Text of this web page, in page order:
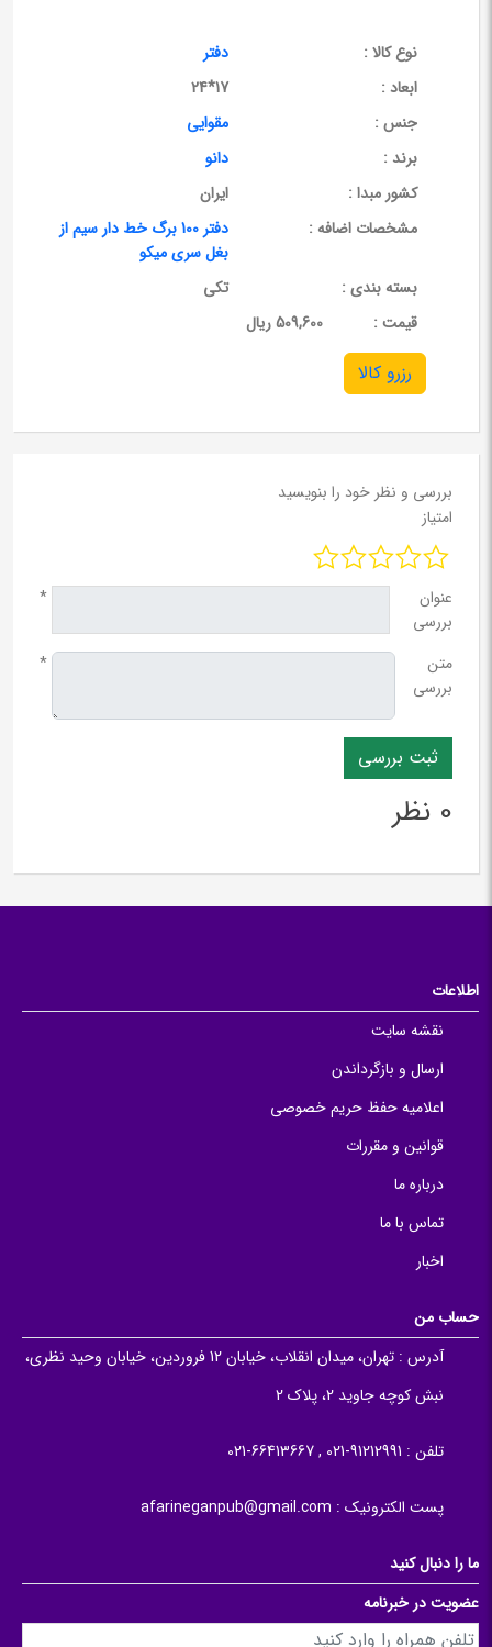
نوع کالا :
دفتر
ابعاد :
17*24
جنس :
مقوایی
برند :
دانو
کشور مبدا :
ایران
مشخصات اضافه :
دفتر 100 برگ خط دار سیم از
بغل سری میکو
بسته بندی :
تکی
قيمت :
509,600 ریال
رزرو کالا
بررسی و نظر خود را بنویسید
امتیاز
عنوان
بررسی
*
متن
بررسی
*
0 نظر
اطلاعات
نقشه سایت
ارسال و بازگرداندن
اعلامیه حفظ حریم خصوصی
قوانین و مقررات
درباره ما
تماس با ما
اخبار
حساب من
آدرس :
تهران، میدان انقلاب، خیابان 12 فروردین، خیابان وحید نظری،
نبش کوچه جاوید 2، پلاک 2
تلفن : 91212991-021 , 66413667-021
پست الکترونیک : afarineganpub@gmail.com
ما را دنبال کنید
عضویت در خبرنامه